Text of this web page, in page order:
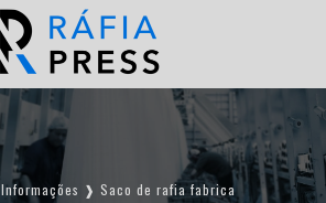
Informações ❱ Saco de rafia fabrica